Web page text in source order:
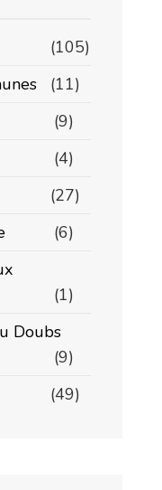
(105)
(11)
(9)
(4)
(27)
(6)
(1)
Doubs
(9)
(49)